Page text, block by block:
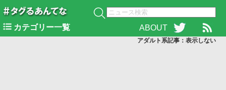
カテゴリー一覧 ABOUT
アダルト系記事：表示しない